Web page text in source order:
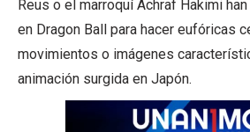
Reus o el marroquí Achraf Hakimi
en Dragon Ball para hacer eufóricas
movimientos o imágenes
animación surgida en Japón.